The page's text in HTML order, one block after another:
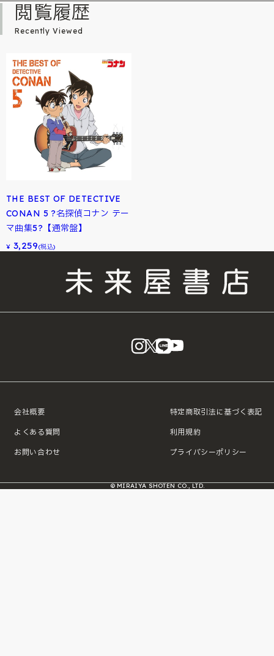
閲覧履歴
Recently Viewed
THE BEST OF DETECTIVE
CONAN 5 ?名探偵コナン テー
マ曲集5?【通常盤】
¥ 3,259(税込)
instagram
X LINE
会社概要
よくある質問
お問い合わせ
特定商取引法に基づく表記
利用規約
プライバシーポリシー
© MIRAIYA SHOTEN CO., LTD.